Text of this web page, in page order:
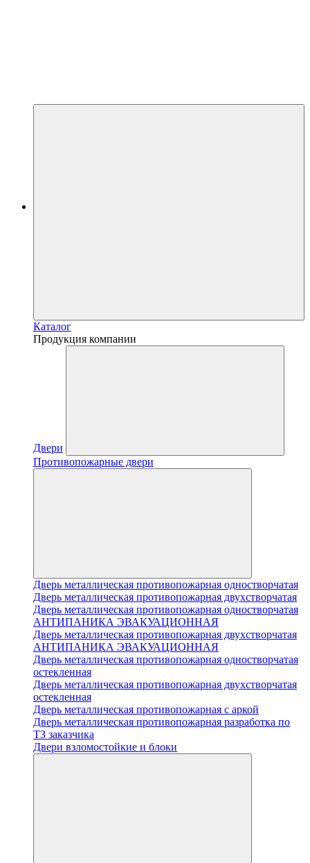
Каталог
Продукция компании
Двери
Противопожарные двери
Дверь металлическая противопожарная одностворчатая
Дверь металлическая противопожарная двухстворчатая
Дверь металлическая противопожарная одностворчатая
АНТИПАНИКА ЭВАКУАЦИОННАЯ
Дверь металлическая противопожарная двухстворчатая
АНТИПАНИКА ЭВАКУАЦИОННАЯ
Дверь металлическая противопожарная одностворчатая
остекленная
Дверь металлическая противопожарная двухстворчатая
остекленная
Дверь металлическая противопожарная с аркой
Дверь металлическая противопожарная разработка по
ТЗ заказчика
Двери взломостойкие и блоки